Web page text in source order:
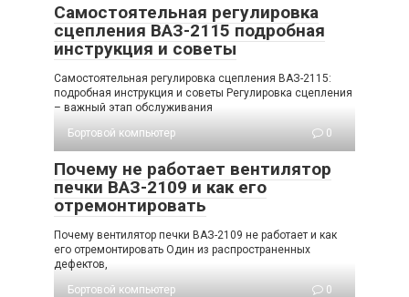
Самостоятельная регулировка
сцепления ВАЗ-2115 подробная
инструкция и советы
Самостоятельная регулировка сцепления ВАЗ-2115:
подробная инструкция и советы Регулировка сцепления
– важный этап обслуживания
Бортовой компьютер
0
Почему не работает вентилятор
печки ВАЗ-2109 и как его
отремонтировать
Почему вентилятор печки ВАЗ-2109 не работает и как
его отремонтировать Один из распространенных
дефектов,
Бортовой компьютер
0